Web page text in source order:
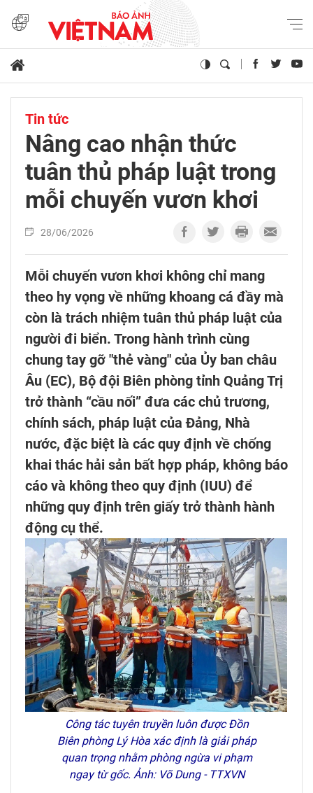
Tin tức
Nâng cao nhận thức
tuân thủ pháp luật trong
mỗi chuyến vươn khơi
28/06/2026
Mỗi chuyến vươn khơi không chỉ mang
theo hy vọng về những khoang cá đầy mà
còn là trách nhiệm tuân thủ pháp luật của
người đi biển. Trong hành trình cùng
chung tay gỡ "thẻ vàng" của Ủy ban châu
Âu (EC), Bộ đội Biên phòng tỉnh Quảng Trị
trở thành “cầu nối” đưa các chủ trương,
chính sách, pháp luật của Đảng, Nhà
nước, đặc biệt là các quy định về chống
khai thác hải sản bất hợp pháp, không báo
cáo và không theo quy định (IUU) để
những quy định trên giấy trở thành hành
động cụ thể.
Công tác tuyên truyền luôn được Đồn
Biên phòng Lý Hòa xác định là giải pháp
quan trọng nhằm phòng ngừa vi phạm
ngay từ gốc. Ảnh: Võ Dung - TTXVN